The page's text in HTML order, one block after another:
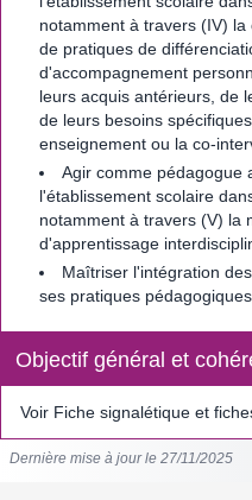
notamment à travers (IV)
de pratiques de
d'accompagnement
leurs acquis antérieurs, de
de leurs besoins
enseignement ou la co-
Agir comme pédagogue
l'établissement scolaire
notamment à travers (V) la
d'apprentissage
Maîtriser l'intégration
ses pratiques pédagogiques
Objectif général et
Voir Fiche signalétique et
Dernière mise à jour le 27/11/2025